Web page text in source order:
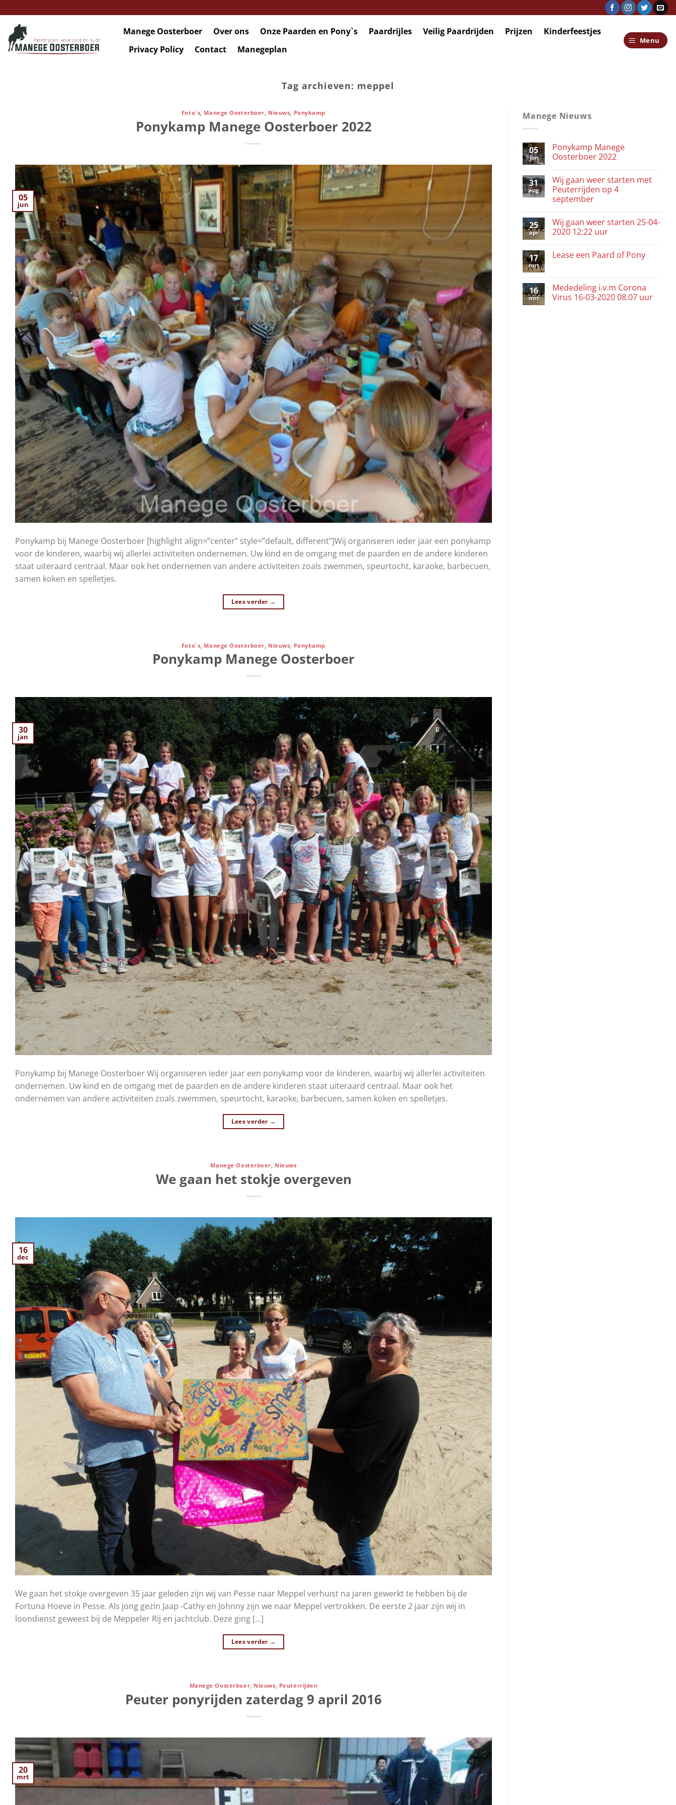
naar
inhoud
Manege Oosterboer Over ons Onze Paarden en Pony`s Paardrijles Veilig Paardrijden Prijzen
Kinderfeestjes
Privacy Policy
Contact Manegeplan
Menu
Tag archieven: meppel
Foto`s, Manege Oosterboer, Nieuws, Ponykamp
Ponykamp Manege Oosterboer 2022
05
jun
Ponykamp bij Manege Oosterboer [highlight align=”center” style=”default, different”]Wij organiseren ieder jaar een ponykamp
voor de kinderen, waarbij wij allerlei activiteiten ondernemen. Uw kind en de omgang met de paarden en de andere kinderen
staat uiteraard centraal. Maar ook het ondernemen van andere activiteiten zoals zwemmen, speurtocht, karaoke, barbecuen,
samen koken en spelletjes.
Lees verder →
Foto`s Manege Oosterboer Nieuws Ponykamp
Ponykamp Manege Oosterboer
30
jan
Ponykamp bij Manege Oosterboer Wij organiseren ieder jaar een ponykamp voor de kinderen, waarbij wij allerlei activiteiten
ondernemen. Uw kind en de omgang met de paarden en de andere kinderen staat uiteraard centraal. Maar ook het
ondernemen van andere activiteiten zoals zwemmen, speurtocht, karaoke, barbecuen, samen koken en spelletjes.
Lees verder →
Manege Oosterboer, Nieuws
We gaan het stokje overgeven
16
dec
We gaan het stokje overgeven 35 jaar geleden zijn wij van Pesse naar Meppel verhuist na jaren gewerkt te hebben bij de
Fortuna Hoeve in Pesse. Als jong gezin Jaap -Cathy en Johnny zijn we naar Meppel vertrokken. De eerste 2 jaar zijn wij in
loondienst geweest bij de Meppeler Rij en jachtclub. Deze ging […]
Lees verder →
Manege Oosterboer Nieuws Peuterrijden
Peuter ponyrijden zaterdag 9 april 2016
20
mrt
Manege Nieuws
05
jun
Ponykamp Manege
Oosterboer 2022
31
aug
Wij gaan weer starten met
Peuterrijden op 4
september
25
apr
Wij gaan weer starten 25-04-
2020 12:22 uur
17
mrt
Lease een Paard of Pony
16
mrt
Mededeling i.v.m Corona
Virus 16-03-2020 08.07 uur